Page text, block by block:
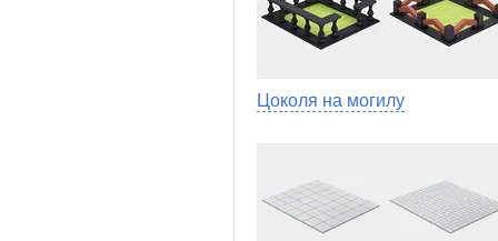
Цоколя на могилу